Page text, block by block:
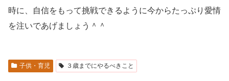
時に、自信をもって挑戦できるように今からたっぷり愛情
を注いであげましょう＾＾
子供・育児 ３歳までにやるべきこと